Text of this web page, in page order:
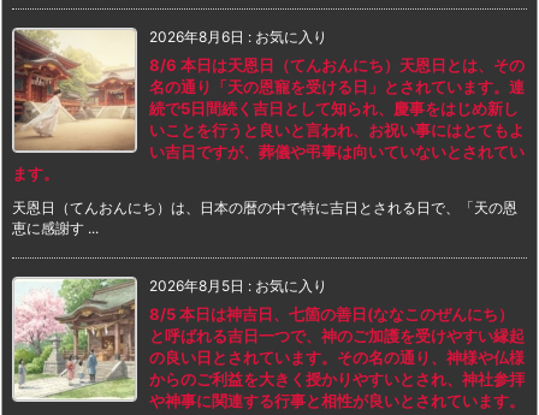
2026年8月6日 : お気に入り
8/6 本日は天恩日（てんおんにち）天恩日とは、その
名の通り「天の恩寵を受ける日」とされています。連
続で5日間続く吉日として知られ、慶事をはじめ新し
いことを行うと良いと言われ、お祝い事にはとてもよ
い吉日ですが、葬儀や弔事は向いていないとされてい
ます。
天恩日（てんおんにち）は、日本の暦の中で特に吉日とされる日で、「天の恩
恵に感謝す ...
2026年8月5日 : お気に入り
8/5 本日は神吉日、七箇の善日(ななこのぜんにち）
と呼ばれる吉日一つで、神のご加護を受けやすい縁起
の良い日とされています。その名の通り、神様や仏様
からのご利益を大きく授かりやすいとされ、神社参拝
や神事に関連する行事と相性が良いとされています。